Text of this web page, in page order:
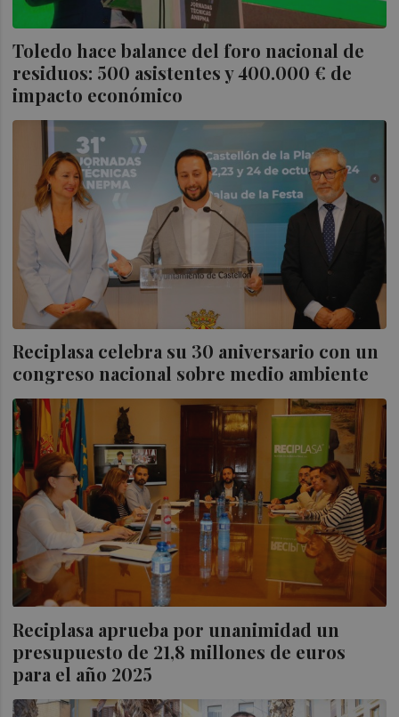
Toledo hace balance del foro nacional de
residuos: 500 asistentes y 400.000 € de
impacto económico
Reciplasa celebra su 30 aniversario con un
congreso nacional sobre medio ambiente
Reciplasa aprueba por unanimidad un
presupuesto de 21,8 millones de euros
para el año 2025